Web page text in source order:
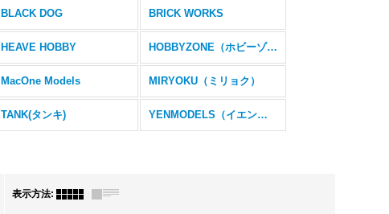
BLACK DOG BRICK WORKS
HEAVE HOBBY HOBBYZONE（ホビーゾーン）
MacOne Models MIRYOKU（ミリョク）
TANK(タンキ) YENMODELS（イエンモデル）
表示方法: